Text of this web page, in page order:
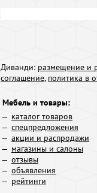
Диванди: размещение и
соглашение, политика в
Мебель и товары:
каталог товаров
спецпредложения
акции и распродажи
магазины и салоны
отзывы
объявления
рейтинги